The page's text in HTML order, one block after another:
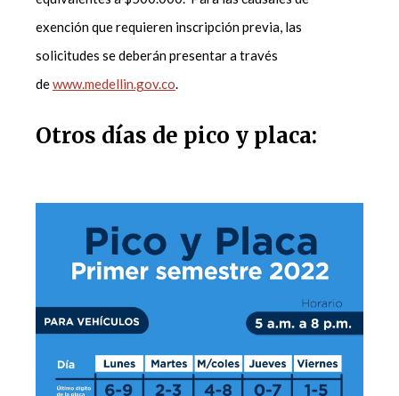
exención que requieren inscripción previa, las
solicitudes se deberán presentar a través
dewww.medellin.gov.co.
Otros días de pico y placa: